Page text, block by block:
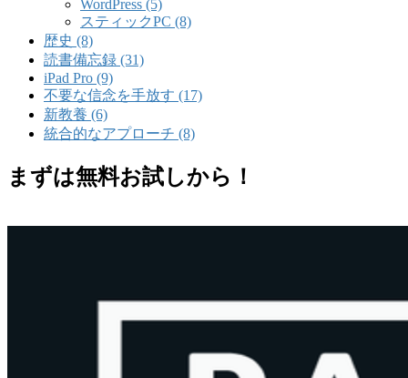
WordPress (5)
スティックPC (8)
歴史 (8)
読書備忘録 (31)
iPad Pro (9)
不要な信念を手放す (17)
新教養 (6)
統合的なアプローチ (8)
まずは無料お試しから！